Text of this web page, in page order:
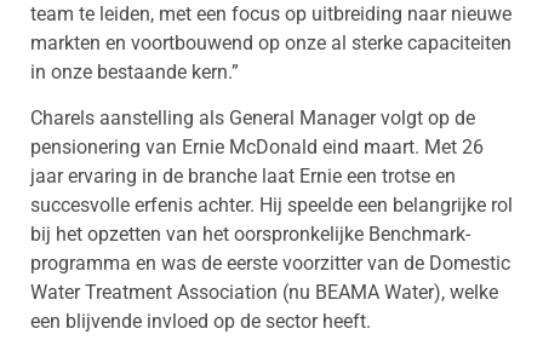
team te leiden, met een focus op uitbreiding naar nieuwe
markten en voortbouwend op onze al sterke capaciteiten
in onze bestaande kern.”
Charels aanstelling als General Manager volgt op de
pensionering van Ernie McDonald eind maart. Met 26
jaar ervaring in de branche laat Ernie een trotse en
succesvolle erfenis achter. Hij speelde een belangrijke rol
bij het opzetten van het oorspronkelijke Benchmark-
programma en was de eerste voorzitter van de Domestic
Water Treatment Association (nu BEAMA Water), welke
een blijvende invloed op de sector heeft.